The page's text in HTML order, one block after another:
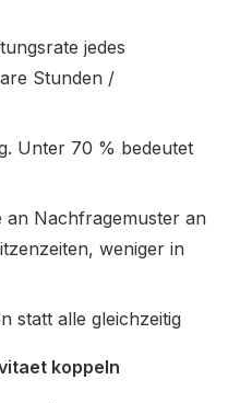
jedes
Stunden /
Unter 70 % bedeutet
an Nachfragemuster an
weniger in
statt alle gleichzeitig
koppeln